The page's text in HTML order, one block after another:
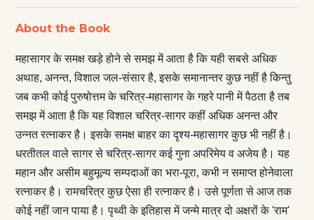
About the Book
महासागर के समक्ष खड़े होने से समझ में आता है कि यही सबसे अधिक
अथाह, अनन्त, विशाल जल-संसार है, इसके समानान्तर कुछ नहीं है किन्तु
जब कभी कोई पुरुषोत्तम के चरित्र-महासागर के गहरे पानी में पैठता है तब
समझ में आता है कि यह विशाल चरित्र-सागर कहीं अधिक अनन्त और
उन्नत रत्नाकर है। इसके समक्ष बाहर का दृश्य-महासागर कुछ भी नहीं है।
धरतीतल वाले सागर से चरित्र-सागर कई गुना अपरिमेय व अजेय है। यह
महान और असीम बहुमूल्य सम्पदाओं का भरा-पूरा, कभी न समाप्त होनेवाला
रत्नाकर है। रामचरित्र कुछ ऐसा ही रत्नाकर है। उसे पूर्णता से आज तक
कोई नहीं जान पाया है। पृथ्वी के इतिहास में जन्मे मात्र दो अक्षरों के 'राम'